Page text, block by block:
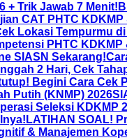
+ Trik Jawab 7 Menit!
CAT PHTC
Lokasi Tempurmu
PHTC
SIASN Sekarang!
2 Hari, Cek
Begini Cara Cek
Putih (KNMP) 2026
Seleksi KDKMP
LATIHAN SOAL!
& Manajemen